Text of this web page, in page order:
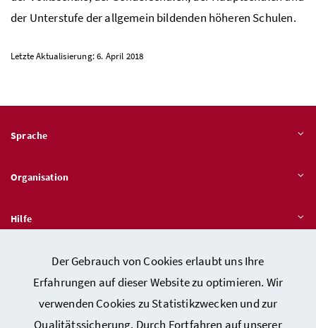
Der Gebrauch von Cookies erlaubt uns Ihre
Erfahrungen auf dieser Website zu optimieren. Wir
verwenden Cookies zu Statistikzwecken und zur
Qualitätssicherung. Durch Fortfahren auf unserer
der Unterstufe der allgemein bildenden höheren Schulen.
Letzte Aktualisierung: 6. April 2018
Sprache
Organisation
Hilfe
Quicklinks